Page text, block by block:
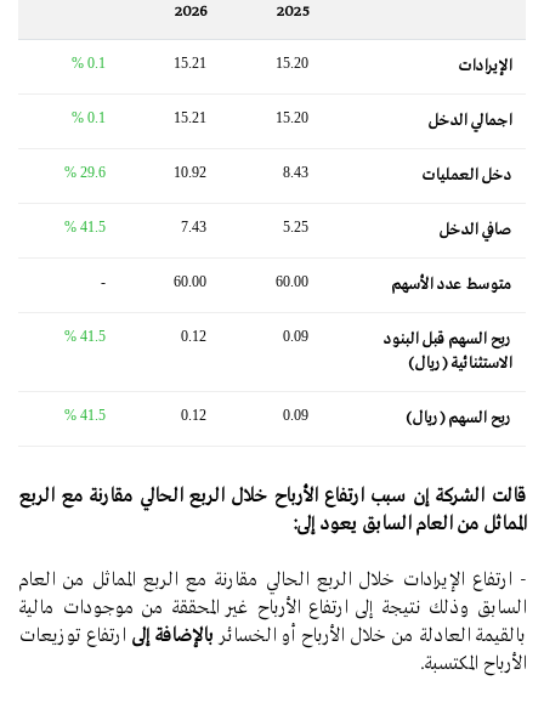
2025
2026
الإيرادات 15.20
15.21
0.1 %
اجمالي الدخل 15.20
15.21
0.1 %
دخل العمليات 8.43
10.92
29.6 %
صافي الدخل 5.25
7.43
41.5 %
متوسط ​​عدد الأسهم 60.00
60.00
-
ربح السهم قبل البنود
الاستثنائية (ريال)
0.09
0.12
41.5 %
ربح السهم (ريال) 0.09
0.12
41.5 %
قالت الشركة إن سبب ارتفاع الأرباح خلال الربع الحالي مقارنة مع الربع
المماثل من العام السابق يعود إلى:
- ارتفاع الإيرادات خلال الربع الحالي مقارنة مع الربع المماثل من العام
السابق وذلك نتيجة إلى ارتفاع الأرباح غير المحققة من موجودات مالية
بالقيمة العادلة من خلال الأرباح أو الخسائر بالإضافة إلى ارتفاع توزيعات
الأرباح المكتسبة.